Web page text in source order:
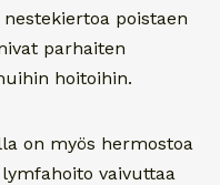
poistaen
parhaiten
hoitoihin.
on myös hermostoa
vaivuttaa